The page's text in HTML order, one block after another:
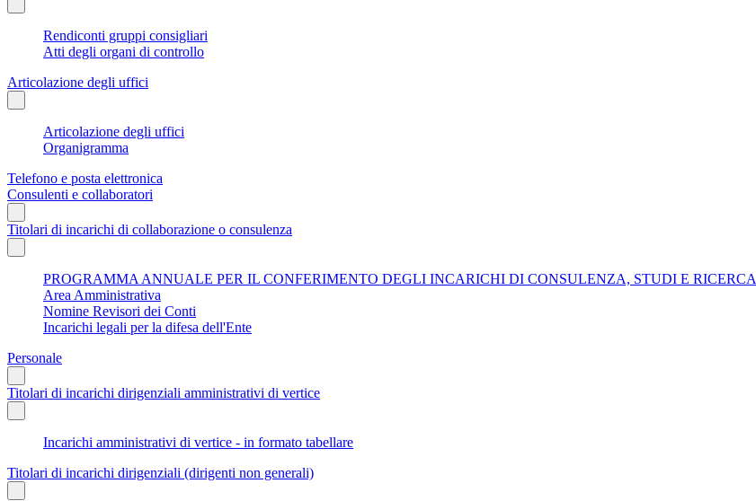
Rendiconti gruppi consigliari
Atti degli organi di controllo
Articolazione degli uffici
Articolazione degli uffici
Organigramma
Telefono e posta elettronica
Consulenti e collaboratori
Titolari di incarichi di collaborazione o consulenza
PROGRAMMA ANNUALE PER IL CONFERIMENTO DEGLI INCARICHI DI CONSULENZA, STUDI E RICERCA
Area Amministrativa
Nomine Revisori dei Conti
Incarichi legali per la difesa dell'Ente
Personale
Titolari di incarichi dirigenziali amministrativi di vertice
Incarichi amministrativi di vertice - in formato tabellare
Titolari di incarichi dirigenziali (dirigenti non generali)